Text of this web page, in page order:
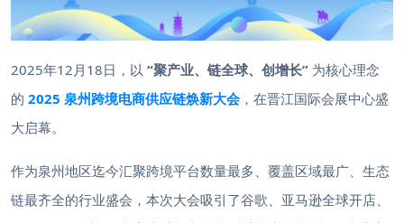
2025年12月18日，以 “聚产业、链全球、创增长” 为核心理念
的 2025 泉州跨境电商供应链焕新大会，在晋江国际会展中心盛
大启幕。
作为泉州地区迄今汇聚跨境平台数量最多、覆盖区域最广、生态
链最齐全的行业盛会，本次大会吸引了谷歌、亚马逊全球开店、